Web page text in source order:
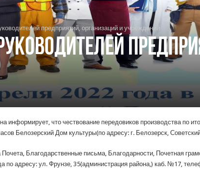
предприятий, организаций и учреждений
информирует, что чествование передовиков производства по
Белозерский Дом культуры(по адресу: г. Белозерск,
Благодарственные письма, Благодарности, Почетная
по адресу: ул. Фрунзе, 35(администрация района,) каб. №17,